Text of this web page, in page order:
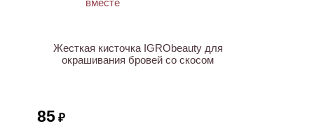
Жесткая кисточка IGRObeauty для
окрашивания бровей со скосом
85 ₽